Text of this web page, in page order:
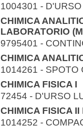
1004301 -
CHIMICA
LABORATORIO
9795401 -
CHIMICA
1014261 - SPOTO
CHIMICA FISICA I
72454 - D'URSO
CHIMICA FISICA
1014252 -